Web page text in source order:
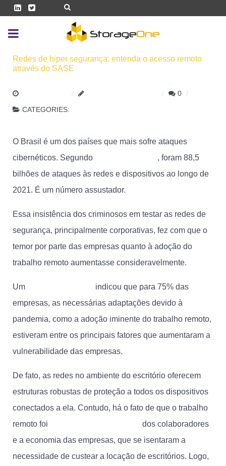
Redes de hiper segurança: entenda o acesso remoto
através do SASE
0
CATEGORIES:
O Brasil é um dos países que mais sofre ataques
cibernéticos. Segundo
, foram 88,5
bilhões de ataques às redes e dispositivos ao longo de
2021. É um número assustador.
Essa insistência dos criminosos em testar as redes de
segurança, principalmente corporativas, fez com que o
temor por parte das empresas quanto à adoção do
trabalho remoto aumentasse consideravelmente.
Um
indicou que para 75% das
empresas, as necessárias adaptações devido à
pandemia, como a adoção iminente do trabalho remoto,
estiveram entre os principais fatores que aumentaram a
vulnerabilidade das empresas.
De fato, as redes no ambiente do escritório oferecem
estruturas robustas de proteção a todos os dispositivos
conectados a ela. Contudo, há o fato de que o trabalho
remoto foi
dos colaboradores
e a economia das empresas, que se isentaram a
necessidade de custear a locação de escritórios. Logo,